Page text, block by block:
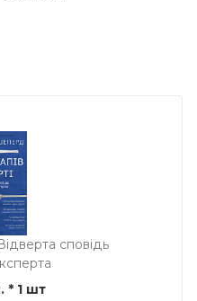
сповідь
* 1 шт